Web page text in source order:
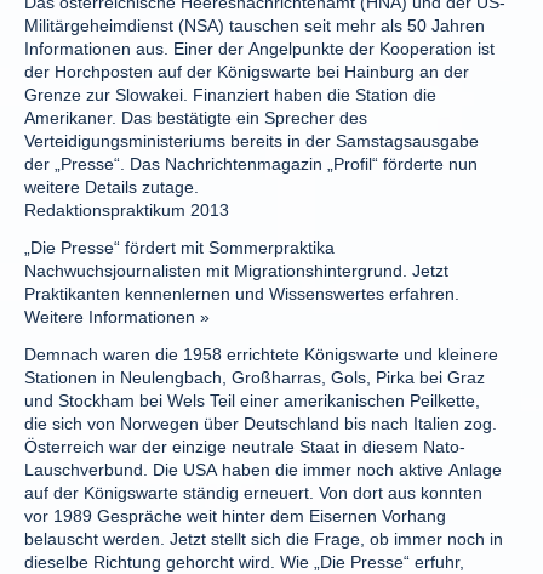
Militärgeheimdienst (NSA) tauschen seit mehr als 50 Jahren
Informationen aus. Einer der Angelpunkte der Kooperation ist
der Horchposten auf der Königswarte bei Hainburg an der
Grenze zur Slowakei. Finanziert haben die Station die
Amerikaner. Das bestätigte ein Sprecher des
Verteidigungsministeriums bereits in der Samstagsausgabe
der „Presse“. Das Nachrichtenmagazin „Profil“ förderte nun
weitere Details zutage.
Redaktionspraktikum 2013
„Die Presse“ fördert mit Sommerpraktika
Nachwuchsjournalisten mit Migrationshintergrund. Jetzt
Praktikanten kennenlernen und Wissenswertes erfahren.
Weitere Informationen »
Demnach waren die 1958 errichtete Königswarte und kleinere
Stationen in Neulengbach, Großharras, Gols, Pirka bei Graz
und Stockham bei Wels Teil einer amerikanischen Peilkette,
die sich von Norwegen über Deutschland bis nach Italien zog.
Österreich war der einzige neutrale Staat in diesem Nato-
Lauschverbund. Die USA haben die immer noch aktive Anlage
auf der Königswarte ständig erneuert. Von dort aus konnten
vor 1989 Gespräche weit hinter dem Eisernen Vorhang
belauscht werden. Jetzt stellt sich die Frage, ob immer noch in
dieselbe Richtung gehorcht wird. Wie „Die Presse“ erfuhr,